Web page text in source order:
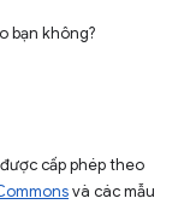
bạn không?
cấp phép theo
và các mẫu